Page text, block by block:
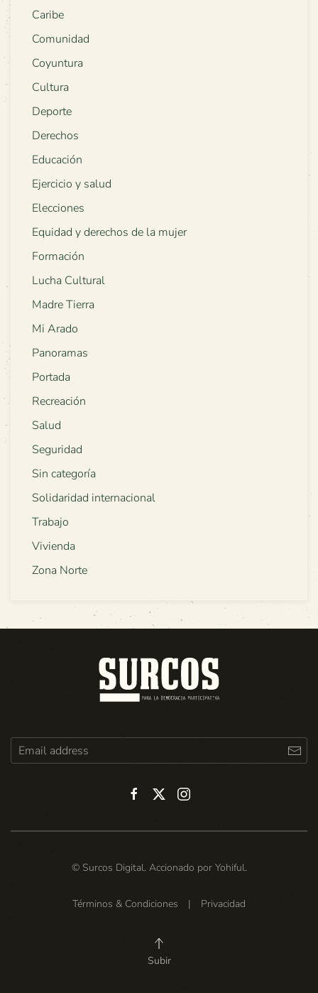
Caribe
Comunidad
Coyuntura
Cultura
Deporte
Derechos
Educación
Ejercicio y salud
Elecciones
Equidad y derechos de la mujer
Formación
Lucha Cultural
Madre Tierra
Mi Arado
Panoramas
Portada
Recreación
Salud
Seguridad
Sin categoría
Solidaridad internacional
Trabajo
Vivienda
Zona Norte
© Surcos Digital. Accionado por Yohiful.
Términos & Condiciones | Privacidad
Subir